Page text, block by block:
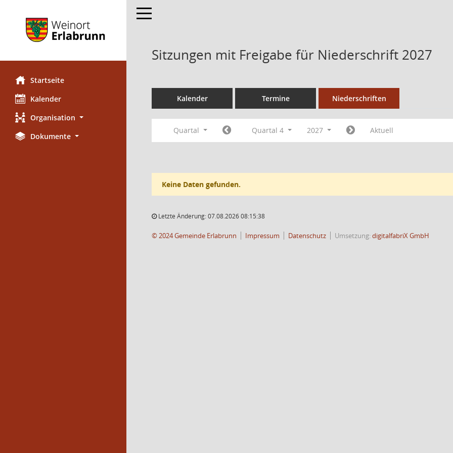
Startseite
Kalender
Organisation
Dokumente
Toggle navigation
Sitzungen mit Freigabe für Niederschrift 2027
Kalender Termine Niederschriften
Quartal Quartal 4 2027 Aktuell
Keine Daten gefunden.
Letzte Änderung: 07.08.2026 08:15:38
© 2024 Gemeinde Erlabrunn Impressum Datenschutz Umsetzung:digitalfabriX GmbH